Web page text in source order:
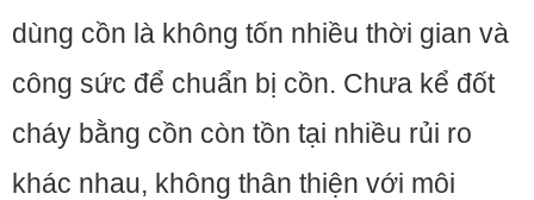
dùng cồn là không tốn nhiều thời gian và
công sức để chuẩn bị cồn. Chưa kể đốt
cháy bằng cồn còn tồn tại nhiều rủi ro
khác nhau, không thân thiện với môi